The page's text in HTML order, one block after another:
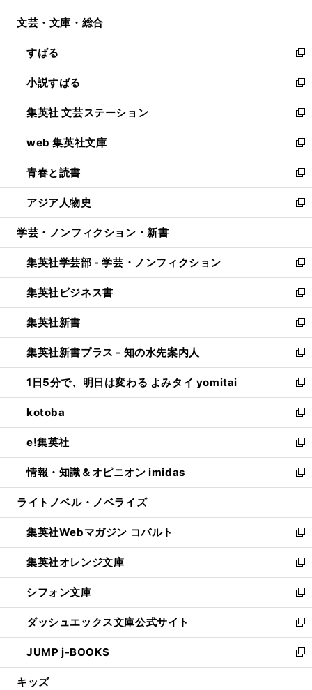
開
ウ
開
く
ン
ウ
で
開
く
ウ
ン
ド
ウ
で
開
く
文芸・文庫・総合
すばる
新
し
い
ウ
ィ
ン
ド
ウ
で
開
く
小説すばる
新
し
い
ウ
ィ
ン
ド
ウ
で
開
集英社 文芸ステーション
新
し
い
ウ
ィ
ン
ド
ウ
開
く
web 集英社文庫
新
し
い
ウ
ィ
ン
ウ
で
開
く
青春と読書
新
し
い
ウ
ン
ド
ウ
で
開
く
アジア人物史
新
し
ウ
ィ
ン
ド
ウ
で
開
く
学芸・ノンフィクション・新書
集英社学芸部 - 学芸・ノンフィクション
新
し
い
ウ
ィ
ン
ド
ウ
で
開
く
集英社ビジネス書
新
し
い
ウ
ィ
ン
ド
ウ
で
開
く
集英社新書
新
し
い
ウ
ィ
ン
ド
ウ
で
開
く
集英社新書プラス - 知の水先案内人
新
し
い
ウ
ィ
ン
ド
ウ
で
開
1日5分で、明日は変わる よみタイ yomitai
新
し
い
ウ
ィ
ン
ド
ウ
開
く
kotoba
新
し
い
ウ
ィ
ン
ウ
で
開
く
e!集英社
新
し
い
ウ
ン
ド
ウ
で
開
く
情報・知識＆オピニオン imidas
新
し
ウ
ィ
ン
ド
ウ
で
開
く
ライトノベル・ノベライズ
集英社Webマガジン コバルト
新
し
い
ウ
ィ
ン
ド
ウ
で
開
集英社オレンジ文庫
新
し
い
ウ
ィ
ン
ド
ウ
シフォン文庫
新
し
い
ウ
ィ
ン
ダッシュエックス文庫公式サイト
新
し
い
ウ
JUMP j-BOOKS
新
し
キッズ